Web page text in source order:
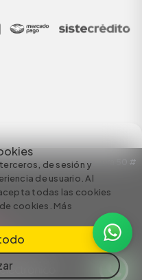
de sesión y
de usuario. Al
todas las cookies
cookies. Más
6 Dirección: Carrera 50 #